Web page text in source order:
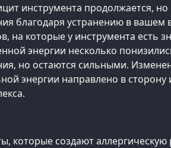
инструмента продолжается, но
благодаря устранению в вашем
на которые у инструмента есть
энергии несколько
но остаются сильными.
энергии направлено в сторону
которые создают аллергическую